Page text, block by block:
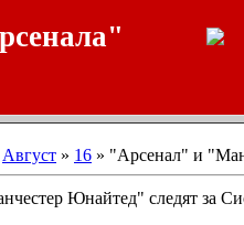
Август » 16 » "Арсенал" и
Юнайтед" следят за